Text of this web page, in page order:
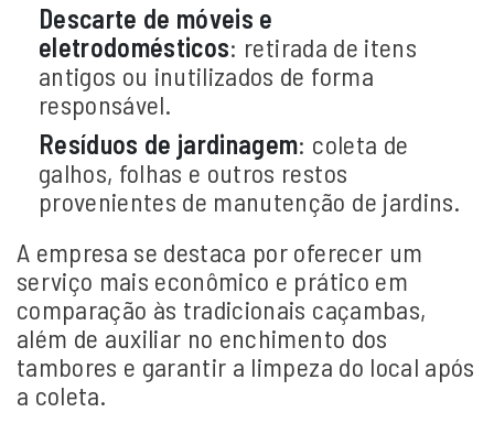
Descarte de móveis e
eletrodomésticos: retirada de itens
antigos ou inutilizados de forma
responsável.
Resíduos de jardinagem: coleta de
galhos, folhas e outros restos
provenientes de manutenção de jardins.
A empresa se destaca por oferecer um
serviço mais econômico e prático em
comparação às tradicionais caçambas,
além de auxiliar no enchimento dos
tambores e garantir a limpeza do local após
a coleta.